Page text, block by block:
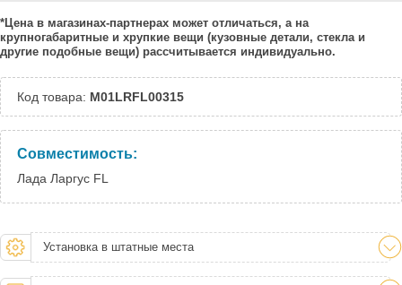
*Цена в магазинах-партнерах может отличаться, а на
крупногабаритные и хрупкие вещи (кузовные детали, стекла и
другие подобные вещи) рассчитывается индивидуально.
Код товара: M01LRFL00315
Совместимость:
Лада Ларгус FL
Установка в штатные места